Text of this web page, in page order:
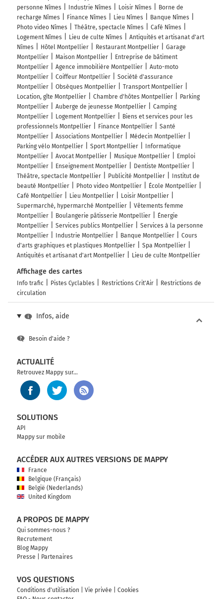
personne Nîmes
Industrie Nîmes Loisir Nîmes
Borne de
recharge Nîmes
Finance Nîmes Lieu Nîmes
Banque Nîmes
Photo video Nîmes
Théâtre, spectacle Nîmes
Café Nîmes
Logement Nîmes
Lieu de culte Nîmes
Antiquités et artisanat d'art
Nîmes
Hôtel Montpellier Restaurant Montpellier
Garage
Montpellier
Maison Montpellier
Entreprise de bâtiment
Montpellier
Agence immobilière Montpellier
Auto-moto
Montpellier
Coiffeur Montpellier
Société d'assurance
Montpellier
Obsèques Montpellier
Transport Montpellier
Location, gîte Montpellier
Chambre d'hôtes Montpellier
Parking
Montpellier
Auberge de jeunesse Montpellier
Camping
Montpellier
Logement Montpellier
Biens et services pour les
professionnels Montpellier
Finance Montpellier
Santé
Montpellier
Associations Montpellier
Médecin Montpellier
Parking vélo Montpellier
Sport Montpellier
Informatique
Montpellier
Avocat Montpellier Musique Montpellier
Emploi
Montpellier
Enseignement Montpellier
Dentiste Montpellier
Théâtre, spectacle Montpellier
Publicité Montpellier
Institut de
beauté Montpellier
Photo video Montpellier
École Montpellier
Café Montpellier
Lieu Montpellier
Loisir Montpellier
Supermarché, hypermarché Montpellier
Vêtements femme
Montpellier
Boulangerie pâtisserie Montpellier
Énergie
Montpellier
Services publics Montpellier
Services à la personne
Montpellier
Industrie Montpellier Banque Montpellier
Cours
d'arts graphiques et plastiques Montpellier
Spa Montpellier
Antiquités et artisanat d'art Montpellier
Lieu de culte Montpellier
Affichage des cartes
Info trafic Pistes Cyclables Restrictions Crit'Air
Restrictions de
circulation
Infos, aide
Besoin d'aide ?
ACTUALITÉ
Retrouvez Mappy sur...
SOLUTIONS
API
Mappy sur mobile
ACCÉDER AUX AUTRES VERSIONS DE MAPPY
France
Belgique (Français)
België (Nederlands)
United Kingdom
A PROPOS DE MAPPY
Qui sommes-nous ?
Recrutement
Blog Mappy
Presse
Partenaires
VOS QUESTIONS
Conditions d'utilisation Vie privée
Cookies